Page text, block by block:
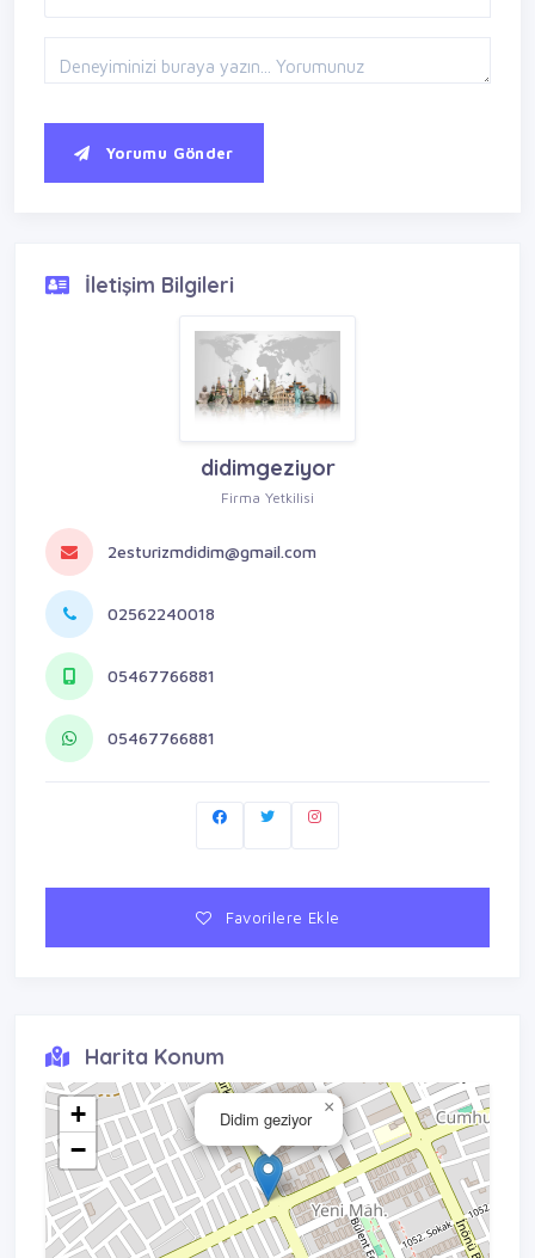
Yorumu Gönder
İletişim Bilgileri
didimgeziyor
Firma Yetkilisi
2esturizmdidim@gmail.com
02562240018
05467766881
05467766881
Favorilere Ekle
Harita Konum
Didim geziyor
×
+
−